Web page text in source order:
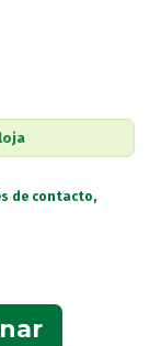
de contacto,